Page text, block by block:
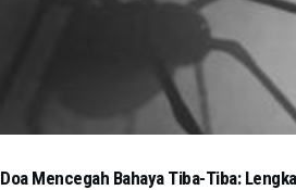
Doa Mencegah Bahaya Tiba-Tiba: